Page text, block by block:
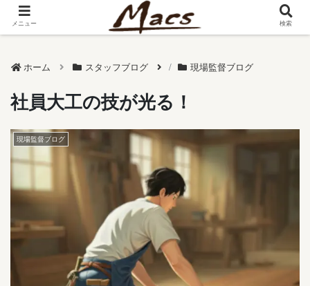
ホーム スタッフブログ 現場監督ブログ
社員大工の技が光る！
現場監督ブログ
メニュー 検索